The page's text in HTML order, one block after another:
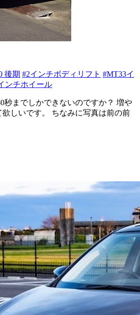
後期 #2インチボディリフト #MT33イ
ンチホイール
秒までしかできないのですか？ 増や
しいです。 ちなみに写真は前の前